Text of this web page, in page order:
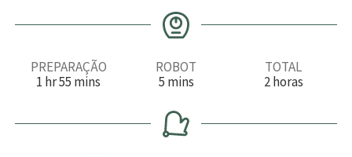
PREPARAÇÃO
1 h
a
hr55 m
u
mins
ROBOT
5m
n
u
t
mins
TOTAL
2h
a
horas